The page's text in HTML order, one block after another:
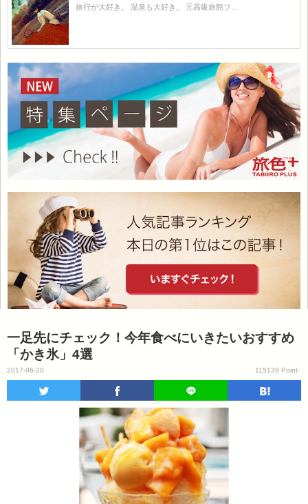
旅行が大好き。 温泉も大好き。 元高級旅館フ…
一足先にチェック！今年食べにいきたいおすすめ
「かき氷」4選
2017-06-20 115139 Point